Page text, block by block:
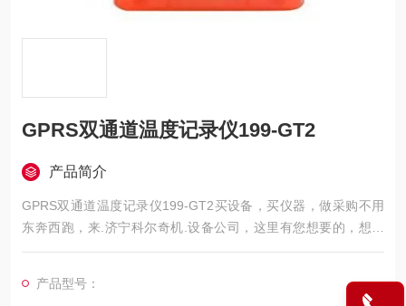
GPRS双通道温度记录仪199-GT2
产品简介
GPRS双通道温度记录仪199-GT2买设备，买仪器，做采购不用
东奔西跑，来.济宁科尔奇机.设备公司，这里有您想要的，想看
的，满意的产品，.。
GPRS温湿度记录仪，又称无线温湿度记录仪或温湿度监控系
产品型号：